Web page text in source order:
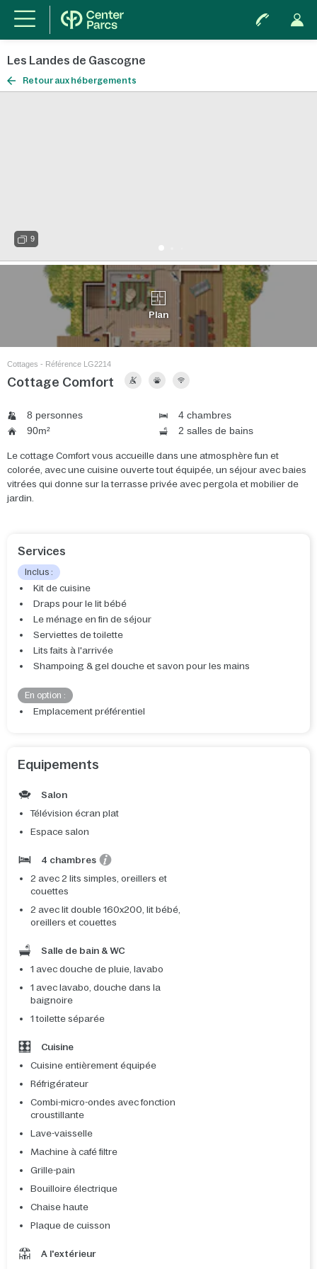
Les Landes de Gascogne
Retour aux hébergements
9
Plan
Cottages - Référence LG2214
Cottage Comfort
8 personnes
4 chambres
90m²
2 salles de bains
Le cottage Comfort vous accueille dans une atmosphère fun et
colorée, avec une cuisine ouverte tout équipée, un séjour avec baies
vitrées qui donne sur la terrasse privée avec pergola et mobilier de
jardin.
Services
Inclus :
Kit de cuisine
Draps pour le lit bébé
Le ménage en fin de séjour
Serviettes de toilette
Lits faits à l'arrivée
Shampoing & gel douche et savon pour les mains
En option :
Emplacement préférentiel
Equipements
Salon
Télévision écran plat
Espace salon
4 chambres
2 avec 2 lits simples, oreillers et
couettes
2 avec lit double 160x200, lit bébé,
oreillers et couettes
Salle de bain & WC
1 avec douche de pluie, lavabo
1 avec lavabo, douche dans la
baignoire
1 toilette séparée
Cuisine
Cuisine entièrement équipée
Réfrigérateur
Combi-micro-ondes avec fonction
croustillante
Lave-vaisselle
Machine à café filtre
Grille-pain
Bouilloire électrique
Chaise haute
Plaque de cuisson
A l'extérieur